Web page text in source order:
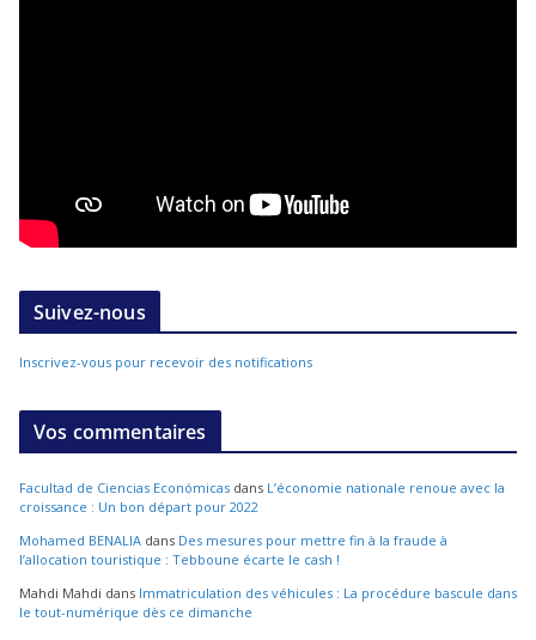
Suivez-nous
Inscrivez-vous pour recevoir des notifications
Vos commentaires
Facultad de Ciencias Económicas dans L’économie nationale renoue avec la
croissance : Un bon départ pour 2022
Mohamed BENALIA dans Des mesures pour mettre fin à la fraude à
l’allocation touristique : Tebboune écarte le cash !
Mahdi Mahdi dans Immatriculation des véhicules : La procédure bascule dans
le tout-numérique dès ce dimanche